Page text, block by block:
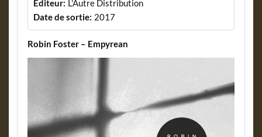
Éditeur: L'Autre Distribution
Date de sortie: 2017
Robin Foster – Empyrean